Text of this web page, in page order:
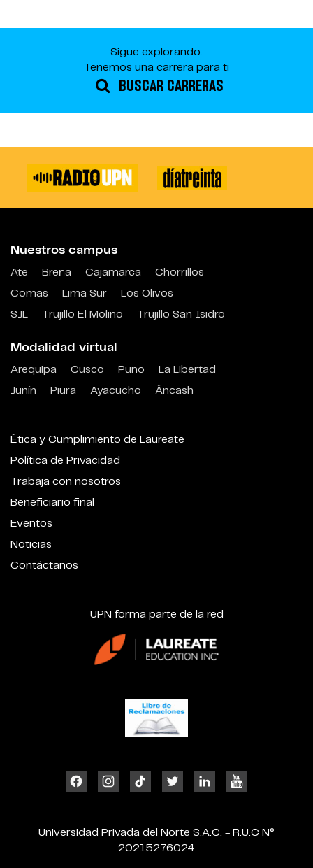
Sigue explorando.
Tenemos una carrera para ti
BUSCAR CARRERAS
Nuestros campus
Ate Breña Cajamarca
Chorrillos
Comas
Lima Sur
Los Olivos
SJL
Trujillo El Molino Trujillo San Isidro
Modalidad virtual
Arequipa Cusco Puno
La Libertad
Junín
Piura Ayacucho Áncash
Ética y Cumplimiento de Laureate
Política de Privacidad
Trabaja con nosotros
Beneficiario final
Eventos
Noticias
Contáctanos
UPN forma parte de la red
Universidad Privada del Norte S.A.C. - R.U.C N°
20215276024